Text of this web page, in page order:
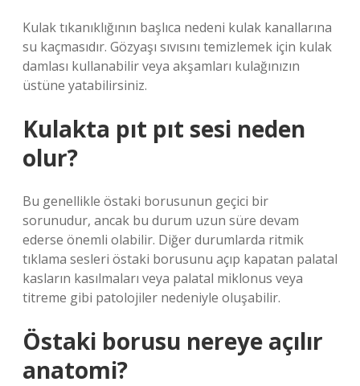
Kulak tıkanıklığının başlıca nedeni kulak kanallarına
su kaçmasıdır. Gözyaşı sıvısını temizlemek için kulak
damlası kullanabilir veya akşamları kulağınızın
üstüne yatabilirsiniz.
Kulakta pıt pıt sesi neden
olur?
Bu genellikle östaki borusunun geçici bir
sorunudur, ancak bu durum uzun süre devam
ederse önemli olabilir. Diğer durumlarda ritmik
tıklama sesleri östaki borusunu açıp kapatan palatal
kasların kasılmaları veya palatal miklonus veya
titreme gibi patolojiler nedeniyle oluşabilir.
Östaki borusu nereye açılır
anatomi?